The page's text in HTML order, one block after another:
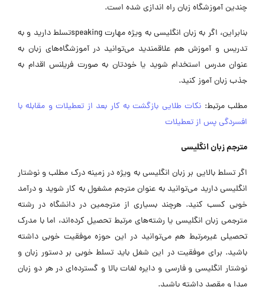
چندین آموزشگاه زبان راه اندازی شده است.
بنابراین، اگر به زبان انگلیسی به ویژه مهارت speakingتسلط دارید و به
تدریس و آموزش هم علاقمندید می‌توانید در آموزشگاه‌های زبان به
عنوان مدرس استخدام شوید یا خودتان به صورت فریلنس اقدام به
جذب زبان آموز کنید.
مطلب مرتبط: نکات طلایی بازگشت به کار بعد از تعطیلات و مقابله با
افسردگی پس از تعطیلات
مترجم زبان انگلیسی
اگر تسلط بالایی بر زبان انگلیسی به ویژه در زمینه درک مطلب و نوشتار
انگلیسی دارید می‌توانید به عنوان مترجم مشغول به کار شوید و درآمد
خوبی کسب کنید. هرچند بسیاری از مترجمین در دانشگاه در رشته
مترجمی زبان انگلیسی یا رشته‌های مرتبط تحصیل کرده‌اند، اما با مدرک
تحصیلی غیرمرتبط هم می‌توانید در این حوزه موفقیت خوبی داشته
باشید. برای موفقیت در این شغل باید تسلط خوبی بر دستور زبان و
نوشتار انگلیسی و فارسی و دایره لغات بالا و گسترده‌ای در هر دو زبان